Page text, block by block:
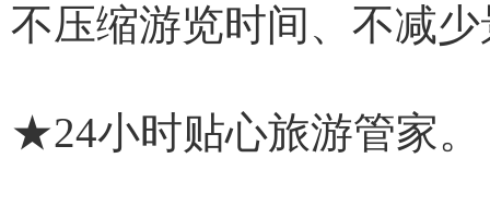
不压缩游览时间、不减
★24小时贴心旅游管家。